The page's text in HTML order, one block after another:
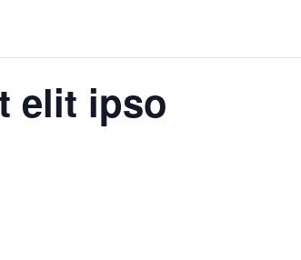
elit ipso